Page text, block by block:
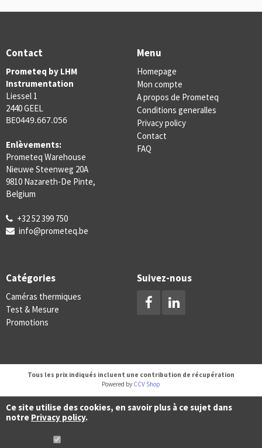
Catégories
Caméras thermiques
Test & Mesure
Promotions
Menu
Homepage
Mon compte
A propos de Prometeq
Conditions generalles
Privacy policy
Contact
FAQ
Suivez-nous
Contact
Prometeq by LHM
Instrumentation
Liessel 1
2440 GEEL
BE0449.667.056
Enlèvements:
Prometeq Warehouse
Nieuwe Steenweg 20A
9810 Nazareth-De Pinte,
Belgium
+32 52 399 750
info@prometeq.be
Tous les prix indiqués incluent une contribution de récupération
Powered by CCV Shop
Ce site utilise des cookies, en savoir plus à ce sujet dans
notre Privacy policy.